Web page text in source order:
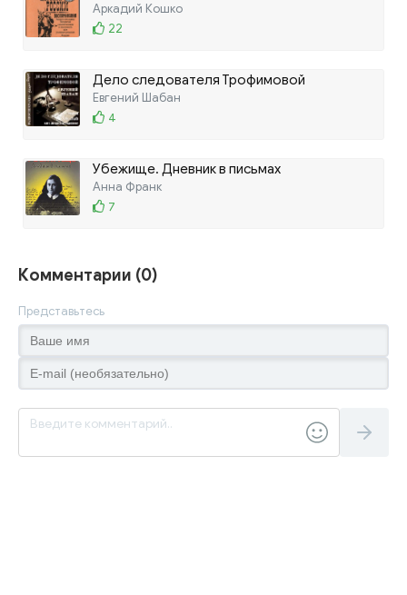
полиции
Аркадий Кошко
22
Дело следователя Трофимовой
Евгений Шабан
4
Убежище. Дневник в письмах
Анна Франк
7
Комментарии (0)
Представьтесь